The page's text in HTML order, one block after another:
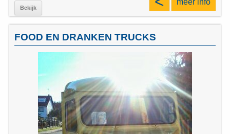
Bekijk
FOOD EN DRANKEN TRUCKS